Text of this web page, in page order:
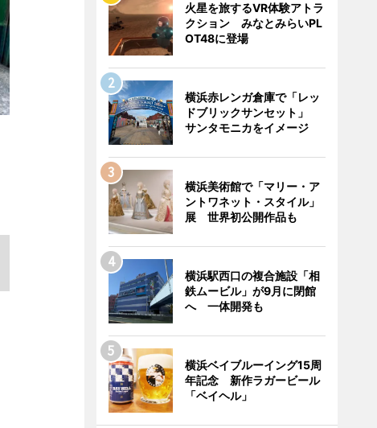
火星を旅するVR体験アトラ
クション みなとみらいPL
OT48に登場
横浜赤レンガ倉庫で「レッ
ドブリックサンセット」
サンタモニカをイメージ
横浜美術館で「マリー・ア
ントワネット・スタイル」
展 世界初公開作品も
横浜駅西口の複合施設「相
鉄ムービル」が9月に閉館
へ 一体開発も
横浜ベイブルーイング15周
年記念 新作ラガービール
「ベイヘル」